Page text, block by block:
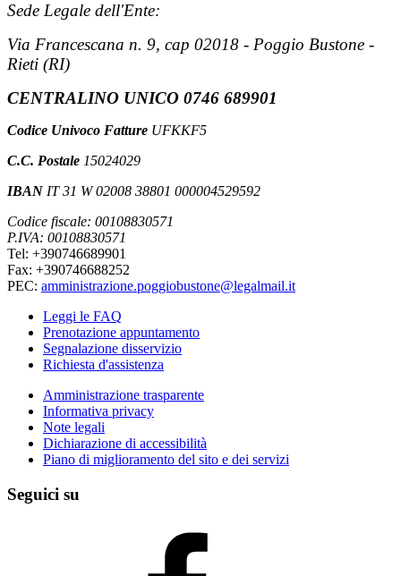
Sede Legale dell'Ente:
Via Francescana n. 9, cap 02018 - Poggio Bustone -
Rieti (RI)
CENTRALINO UNICO 0746 689901
Codice Univoco Fatture UFKKF5
C.C. Postale 15024029
IBAN IT 31 W 02008 38801 000004529592
Codice fiscale: 00108830571
P.IVA: 00108830571
Tel: +390746689901
Fax: +390746688252
PEC: amministrazione.poggiobustone@legalmail.it
Leggi le FAQ
Prenotazione appuntamento
Segnalazione disservizio
Richiesta d'assistenza
Amministrazione trasparente
Informativa privacy
Note legali
Dichiarazione di accessibilità
Piano di miglioramento del sito e dei servizi
Seguici su